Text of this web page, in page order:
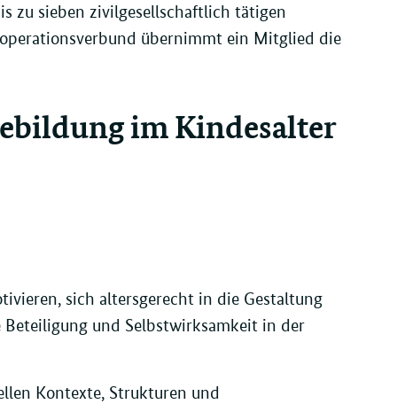
zu sieben zivilgesellschaftlich tätigen
übernimmt ein Mitglied die
im Kindesalter
sich altersgerecht in die Gestaltung
und Selbstwirksamkeit in der
Kontexte, Strukturen und